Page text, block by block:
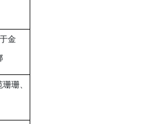
金
珊、